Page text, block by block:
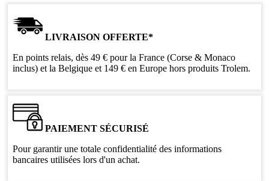
LIVRAISON OFFERTE*
En points relais, dès 49 € pour la France (Corse & Monaco
inclus) et la Belgique et 149 € en Europe hors produits Trolem.
PAIEMENT SÉCURISÉ
Pour garantir une totale confidentialité des informations
bancaires utilisées lors d'un achat.